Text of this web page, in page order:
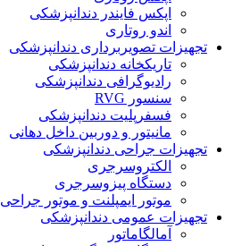
اپکس فایندر دندانپزشکی
اندو روتاری
تجهیزات تصویربرداری دندانپزشکی
تاریکخانه دندانپزشکی
رادیوگرافی دندانپزشکی
سنسور RVG
فسفرپلیت دندانپزشکی
مانیتور و دوربین داخل دهانی
تجهیزات جراحی دندانپزشکی
الکتروسرجری
دستگاه پیزوسرجری
موتور ایمپلنت و موتور جراحی
تجهیزات عمومی دندانپزشکی
آمالگاماتور